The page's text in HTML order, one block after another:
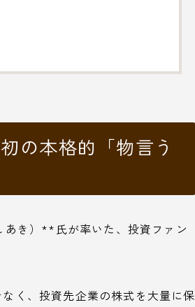
の本格的「物言う
き）**氏が率いた、投資ファン
く、投資先企業の株式を大量に保